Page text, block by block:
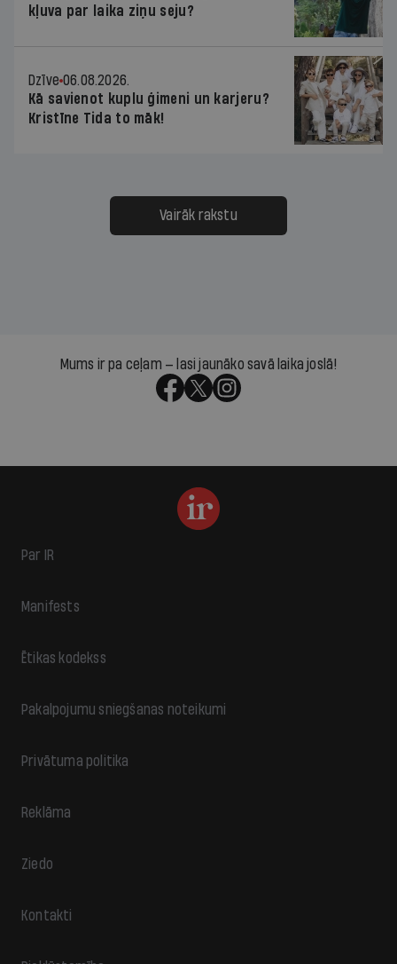
kļuva par laika ziņu seju?
Dzīve 06.08.2026.
Kā savienot kuplu ģimeni un karjeru?
Kristīne Tida to māk!
Vairāk rakstu
Mums ir pa ceļam — lasi jaunāko savā laika joslā!
Par IR
Manifests
Ētikas kodekss
Pakalpojumu sniegšanas noteikumi
Privātuma politika
Reklāma
Ziedo
Kontakti